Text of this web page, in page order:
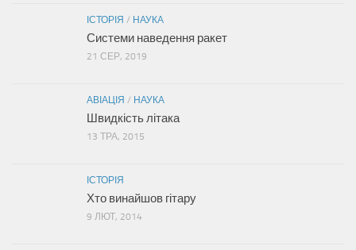
ІСТОРІЯ / НАУКА
Системи наведення ракет
21 СЕР, 2019
АВІАЦІЯ / НАУКА
Швидкість літака
13 ТРА, 2015
ІСТОРІЯ
Хто винайшов гітару
9 ЛЮТ, 2014